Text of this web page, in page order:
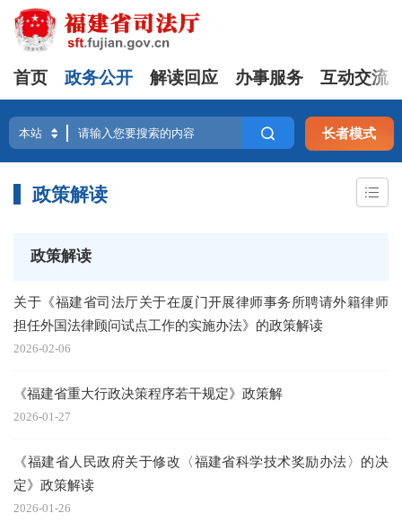
首页 政务公开 解读回应 办事服务 互动交流
长者模式
政策解读
政策解读
关于《福建省司法厅关于在厦门开展律师事务所聘请外籍律师
担任外国法律顾问试点工作的实施办法》的政策解读
2026-02-06
《福建省重大行政决策程序若干规定》政策解
2026-01-27
《福建省人民政府关于修改〈福建省科学技术奖励办法〉的决
定》政策解读
2026-01-26